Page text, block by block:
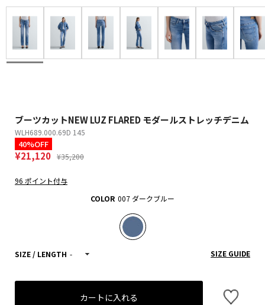
ブーツカットNEW LUZ FLARED モダールストレッチデニム
WLH689.000.69D 145
40%OFF
¥21,120 ¥35,200
96 ポイント付与
COLOR 007 ダークブルー
SIZE / LENGTH - SIZE GUIDE
カートに入れる